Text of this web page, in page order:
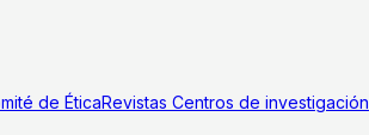
de ÉticaRevistas Centros de investigación